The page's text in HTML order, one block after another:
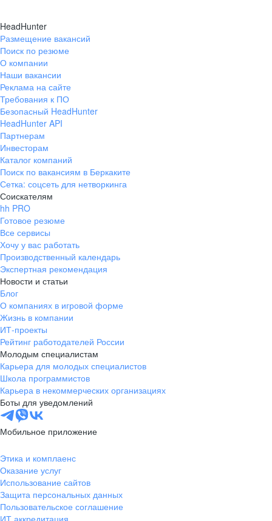
HeadHunter
Размещение вакансий
Поиск по резюме
О компании
Наши вакансии
Реклама на сайте
Требования к ПО
Безопасный HeadHunter
HeadHunter API
Партнерам
Инвесторам
Каталог компаний
Поиск по вакансиям в Беркаките
Сетка: соцсеть для нетворкинга
Соискателям
hh PRO
Готовое резюме
Все сервисы
Хочу у вас работать
Производственный календарь
Экспертная рекомендация
Новости и статьи
Блог
О компаниях в игровой форме
Жизнь в компании
ИТ-проекты
Рейтинг работодателей России
Молодым специалистам
Карьера для молодых специалистов
Школа программистов
Карьера в некоммерческих организациях
Боты для уведомлений
Мобильное приложение
Этика и комплаенс
Оказание услуг
Использование сайтов
Защита персональных данных
Пользовательское соглашение